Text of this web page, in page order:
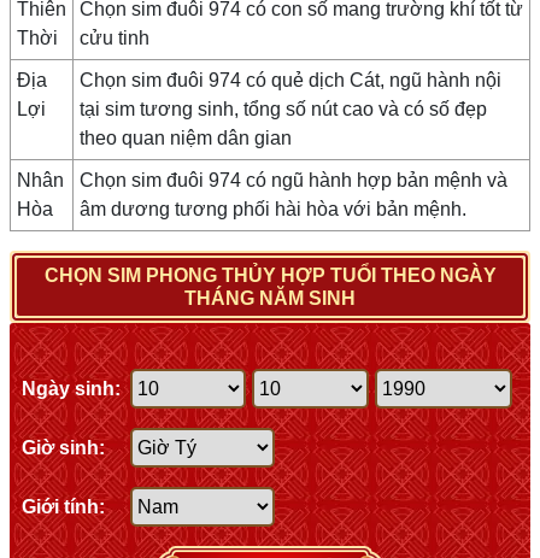
Thiên
Thời
Chọn sim đuôi 974 có con số mang trường khí tốt từ
cửu tinh
Địa
Lợi
Chọn sim đuôi 974 có quẻ dịch Cát, ngũ hành nội
tại sim tương sinh, tổng số nút cao và có số đẹp
theo quan niệm dân gian
Nhân
Hòa
Chọn sim đuôi 974 có ngũ hành hợp bản mệnh và
âm dương tương phối hài hòa với bản mệnh.
CHỌN SIM PHONG THỦY HỢP TUỔI THEO NGÀY
THÁNG NĂM SINH
Ngày sinh:
Giờ sinh:
Giới tính: